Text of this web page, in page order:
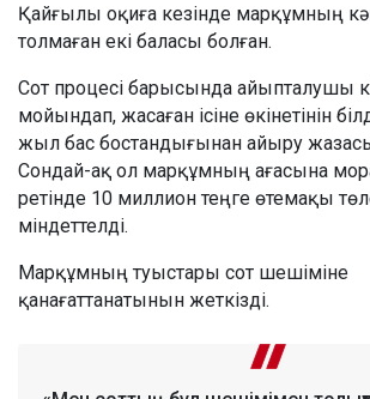
Қайғылы оқиға кезінде марқұмның
толмаған екі баласы болған.
Сот процесі барысында айыпталушы
мойындап, жасаған ісіне өкінетінін
жыл бас бостандығынан айыру
Сондай-ақ ол марқұмның ағасына
ретінде 10 миллион теңге өтемақы
міндеттелді.
Марқұмның туыстары сот шешіміне
қанағаттанатынын жеткізді.